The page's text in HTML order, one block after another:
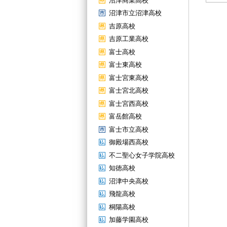
沼津市立沼津高校
吉原高校
吉原工業高校
富士高校
富士東高校
富士宮東高校
富士宮北高校
富士宮西高校
富岳館高校
富士市立高校
御殿場西高校
不二聖心女子学院高校
知徳高校
沼津中央高校
飛龍高校
桐陽高校
加藤学園高校